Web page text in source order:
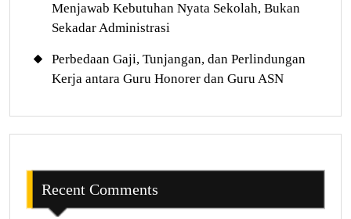
Menjawab Kebutuhan Nyata Sekolah, Bukan
Sekadar Administrasi
Perbedaan Gaji, Tunjangan, dan Perlindungan
Kerja antara Guru Honorer dan Guru ASN
Recent Comments